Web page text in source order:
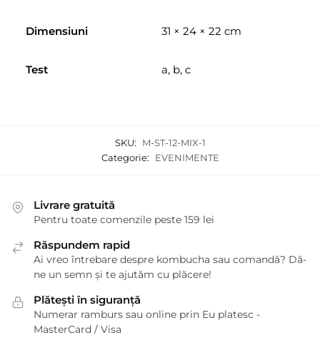
Dimensiuni 31 × 24 × 22 cm
Test a, b, c
SKU:
M-ST-12-MIX-1
Categorie:
EVENIMENTE
Livrare gratuită
Pentru toate comenzile peste 159 lei
Răspundem rapid
Ai vreo întrebare despre kombucha sau comandă? Dă-
ne un semn și te ajutăm cu plăcere!
Plătești în siguranță
Numerar ramburs sau online prin Eu platesc -
MasterCard / Visa